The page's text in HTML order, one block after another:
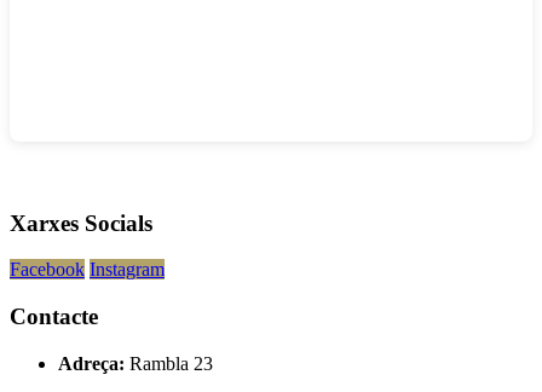
Xarxes Socials
Facebook Instagram
Contacte
Adreça: Rambla 23